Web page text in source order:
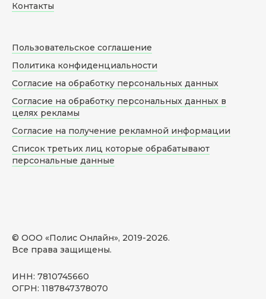
© ООО «Полис Онлайн», 2019-2026.
Все права защищены.
ИНН: 7810745660
ОГРН: 1187847378070
Контакты
Пользовательское соглашение
Политика конфиденциальности
Согласие на обработку персональных данных
Согласие на обработку персональных данных в
целях рекламы
Согласие на получение рекламной информации
Список третьих лиц которые обрабатывают
персональные данные